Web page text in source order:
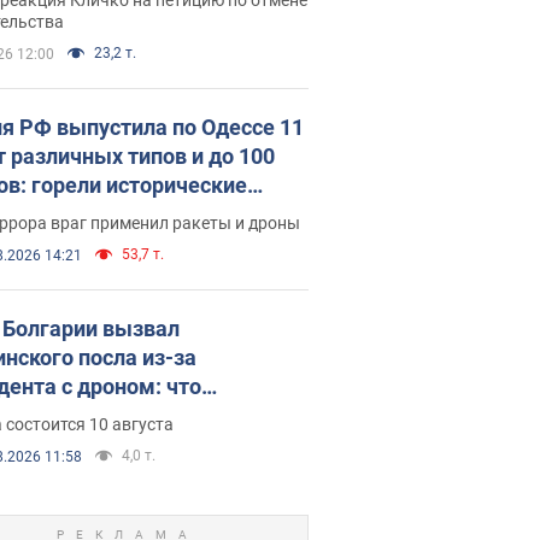
"московского
12:00 23,2 т.
РФ выпустила по Одессе 11
различных типов и до 100
горели исторические
есть пострадавшие. Фото
враг применил ракеты и дроны
14:21 53,7 т.
вызвал
посла из-за
с дроном: что
состоится 10 августа
11:58 4,0 т.